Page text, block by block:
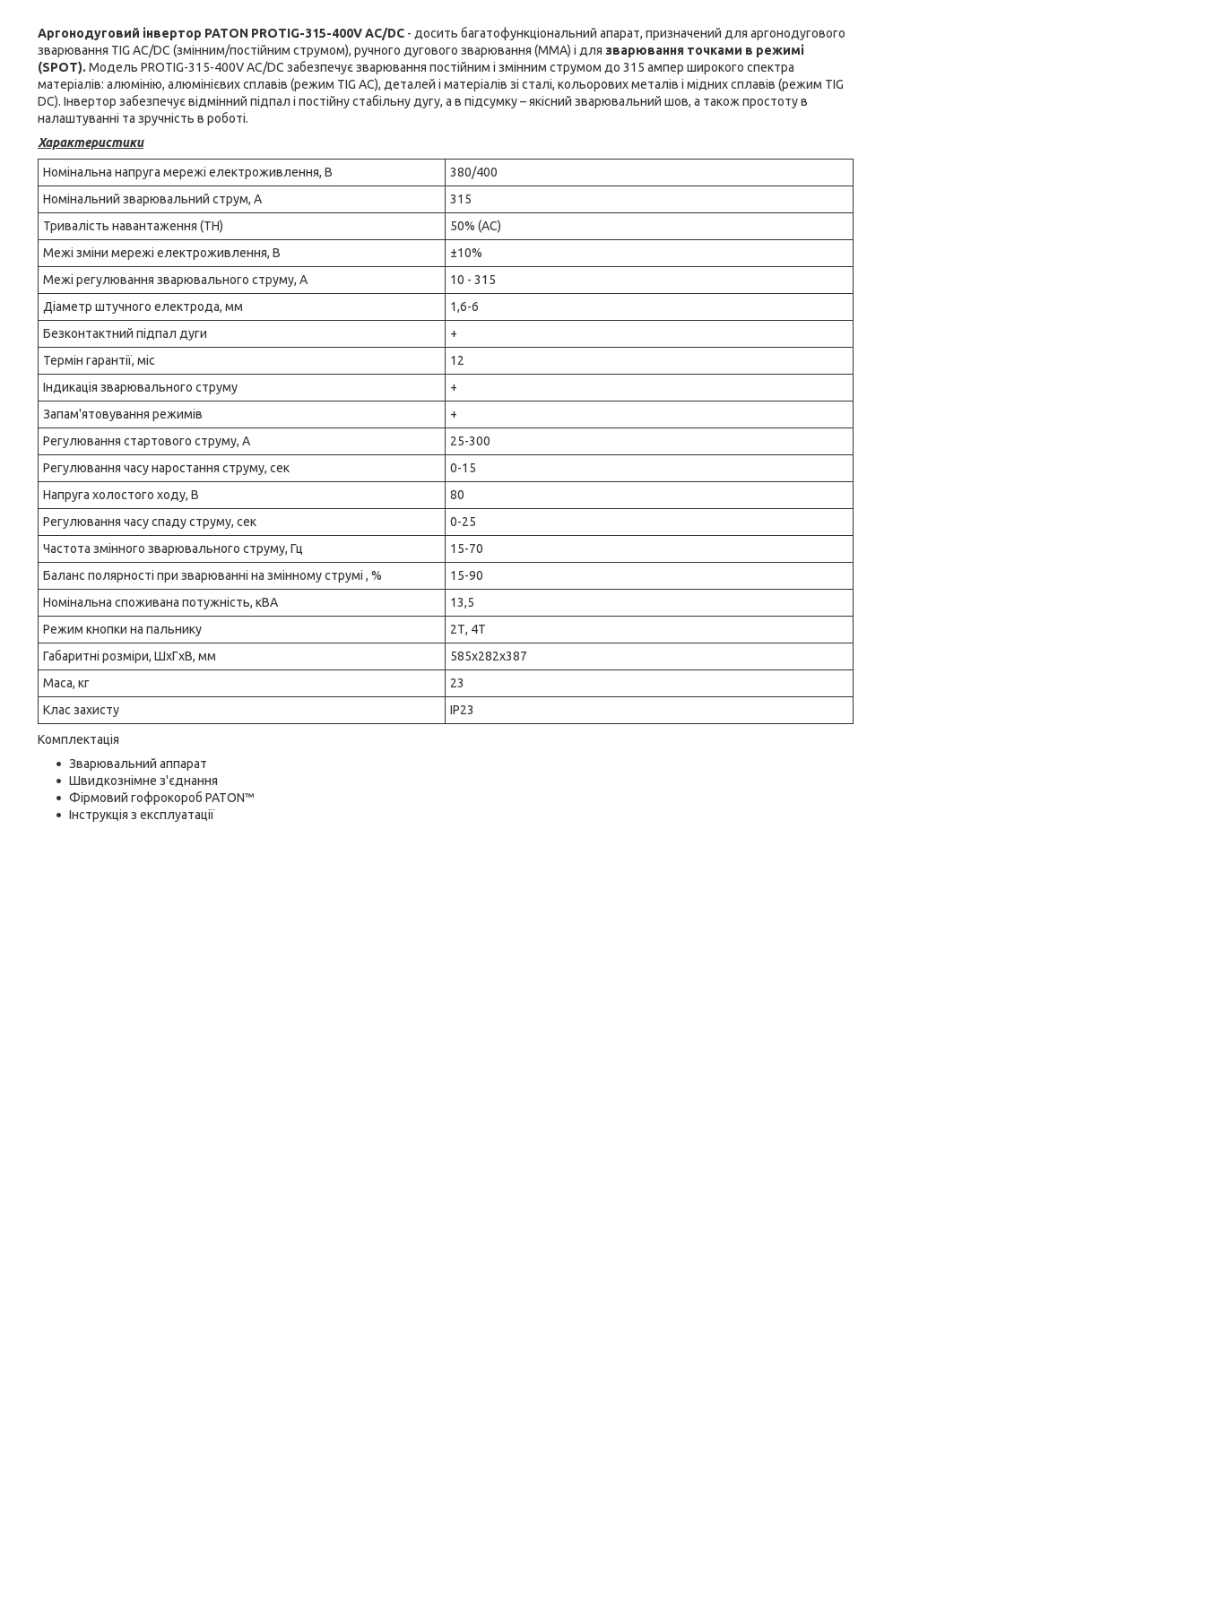
Аргонодуговий інвертор PATON PROTIG-315-400V AC/DC - досить багатофункціональний апарат, призначений для аргонодугового
зварювання TIG AC/DC (змінним/постійним струмом), ручного дугового зварювання (ММА) і для зварювання точками в режимі
(SPOT). Модель PROTIG-315-400V AC/DC забезпечує зварювання постійним і змінним струмом до 315 ампер широкого спектра
матеріалів: алюмінію, алюмінієвих сплавів (режим TIG AC), деталей і матеріалів зі сталі, кольорових металів і мідних сплавів (режим TIG
DC). Інвертор забезпечує відмінний підпал і постійну стабільну дугу, а в підсумку – якісний зварювальний шов, а також простоту в
налаштуванні та зручність в роботі.
Характеристики
Номінальна напруга мережі електроживлення, В
380/400
Номінальний зварювальний струм, А
315
Тривалість навантаження (ТН)
50% (АС)
Межі зміни мережі електроживлення, В
±10%
Межі регулювання зварювального струму, А
10 - 315
Діаметр штучного електрода, мм
1,6-6
Безконтактний підпал дуги
+
Термін гарантії, міс
12
Індикація зварювального струму
+
Запам'ятовування режимів
+
Регулювання стартового струму, А
25-300
Регулювання часу наростання струму, сек
0-15
Напруга холостого ходу, В
80
Регулювання часу спаду струму, сек
0-25
Частота змінного зварювального струму, Гц
15-70
Баланс полярності при зварюванні на змінному струмі , %
15-90
Номінальна споживана потужність, кВА
13,5
Режим кнопки на пальнику
2Т, 4Т
Габаритні розміри, ШxГxВ, мм
585х282х387
Маса, кг
23
Клас захисту
IP23
Комплектація
Зварювальний аппарат
Швидкознімне з'єднання
Фірмовий гофрокороб PATON™
Інструкція з експлуатації